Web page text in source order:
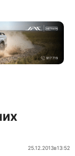
25.12.2013в13:52